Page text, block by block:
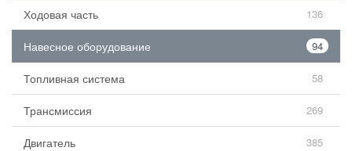
Ходовая часть
136
Навесное оборудование 94
Топливная система 58
Трансмиссия 269
Двигатель 385